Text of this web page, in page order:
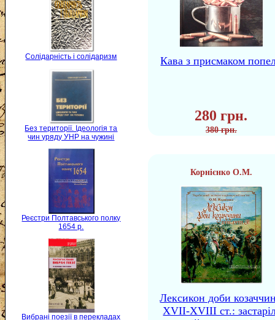
Солідарність і солідаризм
Без території. Ідеологія та
чин уряду УНР на чужині
Реєстри Полтавського полку
1654 р.
Вибрані поезії в перекладах
Кава з присмаком
280 грн.
380 грн.
Корнієнко О.М.
Лексикон доби
XVII-XVIII ст.: